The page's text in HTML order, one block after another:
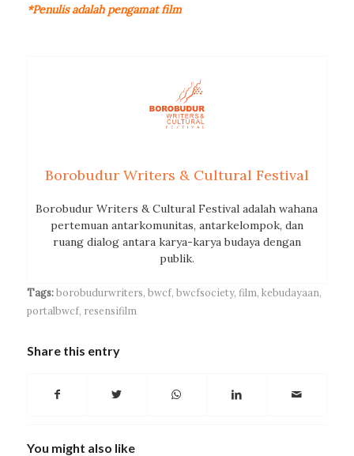
*Penulis adalah pengamat film
Borobudur Writers & Cultural Festival
Borobudur Writers & Cultural Festival adalah wahana
pertemuan antarkomunitas, antarkelompok, dan
ruang dialog antara karya-karya budaya dengan
publik.
Tags: borobudurwriters, bwcf, bwcfsociety, film, kebudayaan,
portalbwcf, resensifilm
Share this entry
You might also like